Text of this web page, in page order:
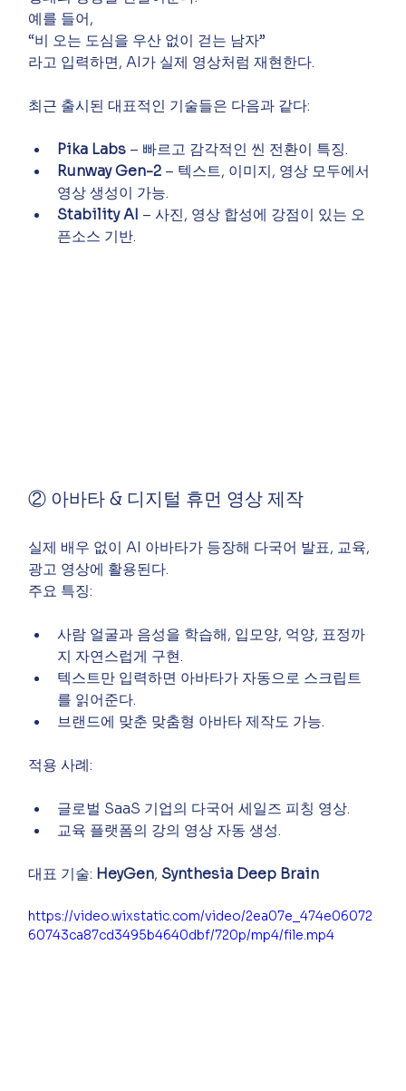
예를 들어,
“비 오는 도심을 우산 없이 걷는 남자”
라고 입력하면, AI가 실제 영상처럼 재현한다.
최근 출시된 대표적인 기술들은 다음과 같다:
Pika Labs – 빠르고 감각적인 씬 전환이 특징.
Runway Gen-2 – 텍스트, 이미지, 영상 모두에서
영상 생성이 가능.
Stability AI – 사진, 영상 합성에 강점이 있는 오
픈소스 기반.
② 아바타 & 디지털 휴먼 영상 제작
실제 배우 없이 AI 아바타가 등장해 다국어 발표, 교육,
광고 영상에 활용된다.
주요 특징:
사람 얼굴과 음성을 학습해, 입모양, 억양, 표정까
지 자연스럽게 구현.
텍스트만 입력하면 아바타가 자동으로 스크립트
를 읽어준다.
브랜드에 맞춘 맞춤형 아바타 제작도 가능.
적용 사례:
글로벌 SaaS 기업의 다국어 세일즈 피칭 영상.
교육 플랫폼의 강의 영상 자동 생성.
대표 기술: HeyGen, Synthesia Deep Brain
https://video.wixstatic.com/video/2ea07e_474e06072
60743ca87cd3495b4640dbf/720p/mp4/file.mp4